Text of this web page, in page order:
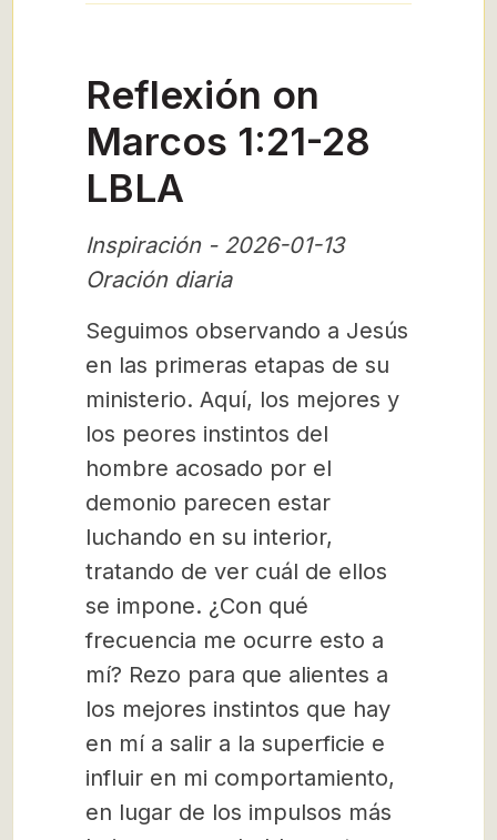
Reflexión on
Marcos 1:21-28
LBLA
Inspiración - 2026-01-13
Oración diaria
Seguimos observando a Jesús
en las primeras etapas de su
ministerio. Aquí, los mejores y
los peores instintos del
hombre acosado por el
demonio parecen estar
luchando en su interior,
tratando de ver cuál de ellos
se impone. ¿Con qué
frecuencia me ocurre esto a
mí? Rezo para que alientes a
los mejores instintos que hay
en mí a salir a la superficie e
influir en mi comportamiento,
en lugar de los impulsos más